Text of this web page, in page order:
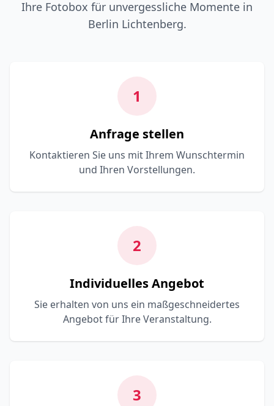
Ihre Fotobox für unvergessliche Momente in
Berlin Lichtenberg.
1
Anfrage stellen
Kontaktieren Sie uns mit Ihrem Wunschtermin
und Ihren Vorstellungen.
2
Individuelles Angebot
Sie erhalten von uns ein maßgeschneidertes
Angebot für Ihre Veranstaltung.
3